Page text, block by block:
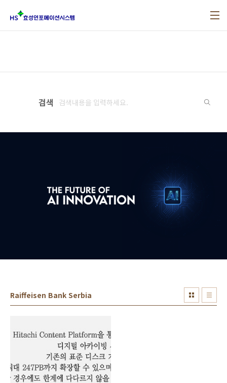
검색
Raiffeisen Bank Serbia